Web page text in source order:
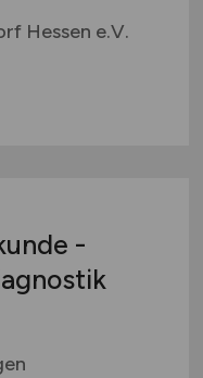
Hessen e.V.
-